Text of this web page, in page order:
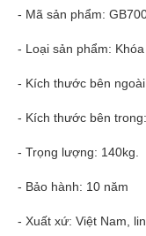
- Mã sản phẩm:
- Loại sản phẩm:
- Kích thước bên
- Kích thước bên
- Trọng lượng: 140kg.
- Bảo hành: 10 năm
- Xuất xứ: Việt Nam,